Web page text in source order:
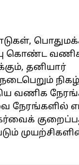
கொண்ட
தனியார்
வணிக
நேரங்களில்